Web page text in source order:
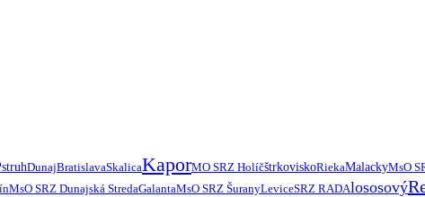
DunajBratislavaSkalicaKaporMO SRZ HolíčštrkoviskoRiekaMalackyMsO
MsO SRZ Dunajská StredaGalantaMsO SRZ ŠuranyLeviceSRZ RADAlososový